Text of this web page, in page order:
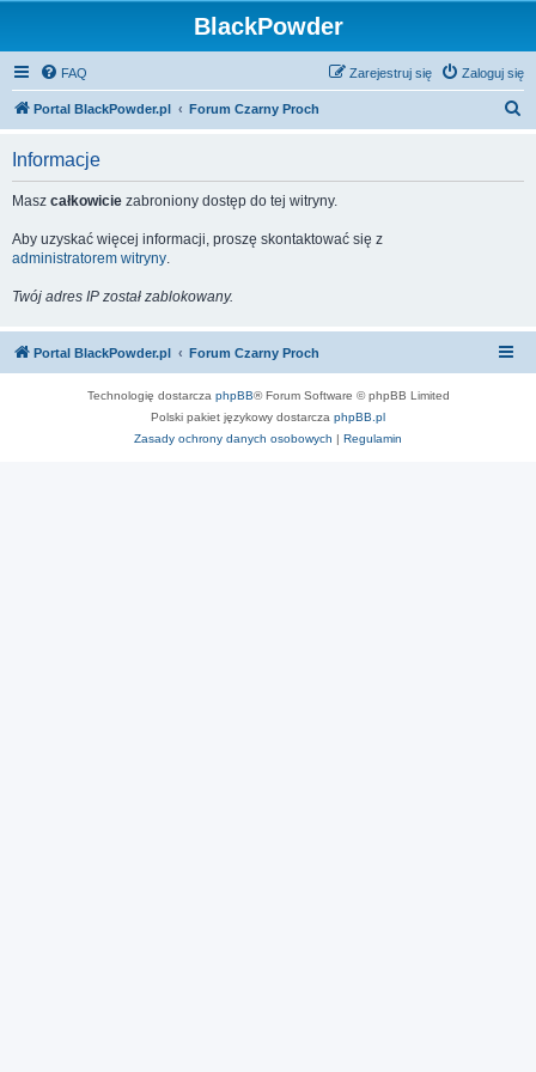
BlackPowder
FAQ Zaloguj się
Zarejestruj się
Portal BlackPowder.pl Forum Czarny Proch
Informacje
Masz całkowicie zabroniony dostęp do tej witryny.
Aby uzyskać więcej informacji, proszę skontaktować się z
administratorem witryny.
Twój adres IP został zablokowany.
Portal BlackPowder.pl Forum Czarny Proch
Technologię dostarcza phpBB® Forum Software © phpBB Limited
Polski pakiet językowy dostarcza phpBB.pl
Zasady ochrony danych osobowych | Regulamin